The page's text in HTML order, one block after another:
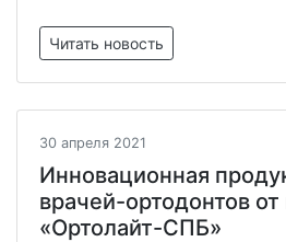
Читать новость
30 апреля 2021
Инновационная
врачей-ортодонтов
«Ортолайт-СПБ»